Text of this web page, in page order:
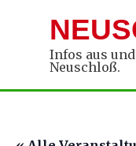
Infos aus
Neuschloß.